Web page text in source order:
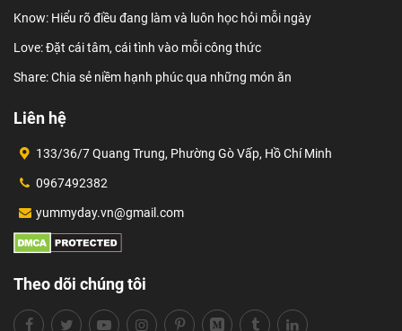
Know: Hiểu rõ điều đang làm và luôn học hỏi mỗi ngày
Love: Đặt cái tâm, cái tình vào mỗi công thức
Share: Chia sẻ niềm hạnh phúc qua những món ăn
Liên hệ
133/36/7 Quang Trung, Phường Gò Vấp, Hồ Chí Minh
0967492382
yummyday.vn@gmail.com
Theo dõi chúng tôi